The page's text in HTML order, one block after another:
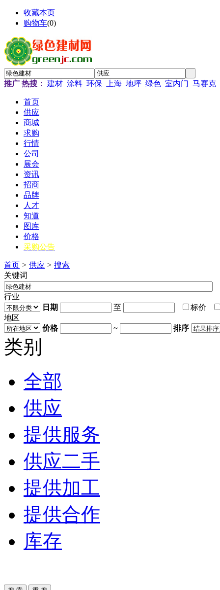
收藏本页
购物车(0)
推广 热搜： 建材 涂料 环保 上海 地坪 绿色 室内门 马赛克
首页
供应
商城
求购
行情
公司
展会
资讯
招商
品牌
人才
知道
图库
价格
采购公告
首页 > 供应 > 搜索
关键词
行业
日期
至
标价
地区
价格
~ 排序
类别
全部
供应
提供服务
供应二手
提供加工
提供合作
库存